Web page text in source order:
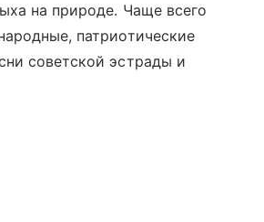
на природе. Чаще всего
патриотические
советской эстрады и